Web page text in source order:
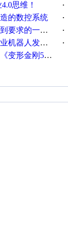
思维！ ·
的数控系统 ·
的一些因素 ·
人发展迅猛 ·
金刚5》观影券